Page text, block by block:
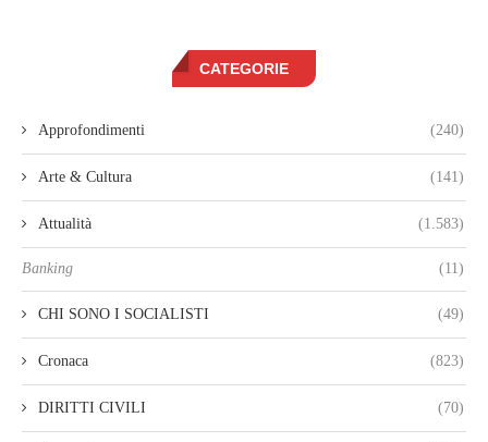
CATEGORIE
Approfondimenti (240)
Arte & Cultura (141)
Attualità (1.583)
Banking (11)
CHI SONO I SOCIALISTI (49)
Cronaca (823)
DIRITTI CIVILI (70)